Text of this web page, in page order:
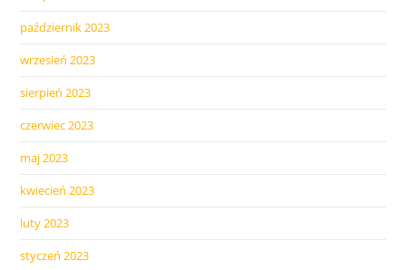
październik 2023
wrzesień 2023
sierpień 2023
czerwiec 2023
maj 2023
kwiecień 2023
luty 2023
styczeń 2023